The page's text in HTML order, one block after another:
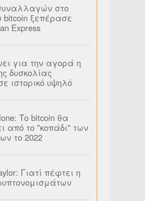
στο
bitcoin ξεπέρασε
Express
για την αγορά η
δυσκολίας
ιστορικό υψηλό
Το bitcoin θα
από το "κοπάδι" των
το 2022
Γιατί πέφτει η